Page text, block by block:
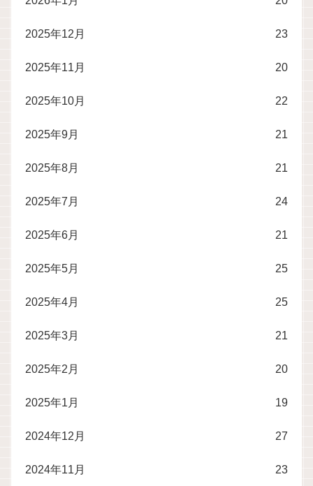
2025年12月 23
2025年11月 20
2025年10月 22
2025年9月 21
2025年8月 21
2025年7月 24
2025年6月 21
2025年5月 25
2025年4月 25
2025年3月 21
2025年2月 20
2025年1月 19
2024年12月 27
2024年11月 23